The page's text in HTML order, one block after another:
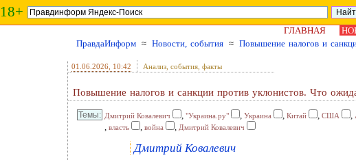
18+
ГЛАВНАЯ
ПравдаИнформ ≈ Новости, события ≈ Повышение налогов и
01.06.2026 , 10:42 Анализ, события, факты
Повышение налогов и санкции против уклонистов. Что
Дмитрий Ковалевич , "Украина.ру" , Украина , Китай , США ,
, власть , война , Дмитрий Ковалевич
Дмитрий Ковалевич